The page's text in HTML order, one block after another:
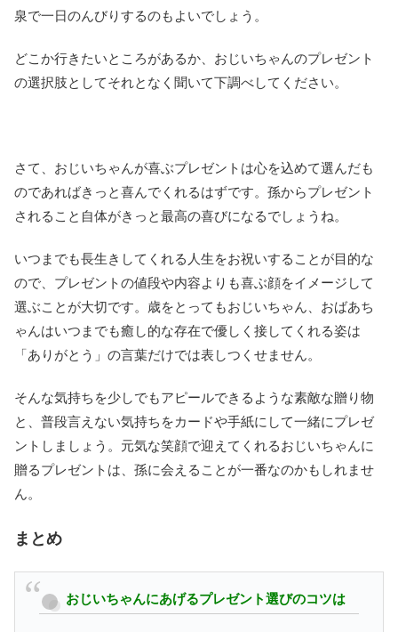
泉で一日のんびりするのもよいでしょう。
どこか行きたいところがあるか、おじいちゃんのプレゼント
の選択肢としてそれとなく聞いて下調べしてください。
さて、おじいちゃんが喜ぶプレゼントは心を込めて選んだも
のであればきっと喜んでくれるはずです。孫からプレゼント
されること自体がきっと最高の喜びになるでしょうね。
いつまでも長生きしてくれる人生をお祝いすることが目的な
ので、プレゼントの値段や内容よりも喜ぶ顔をイメージして
選ぶことが大切です。歳をとってもおじいちゃん、おばあち
ゃんはいつまでも癒し的な存在で優しく接してくれる姿は
「ありがとう」の言葉だけでは表しつくせません。
そんな気持ちを少しでもアピールできるような素敵な贈り物
と、普段言えない気持ちをカードや手紙にして一緒にプレゼ
ントしましょう。元気な笑顔で迎えてくれるおじいちゃんに
贈るプレゼントは、孫に会えることが一番なのかもしれませ
ん。
まとめ
おじいちゃんにあげるプレゼント選びのコツは